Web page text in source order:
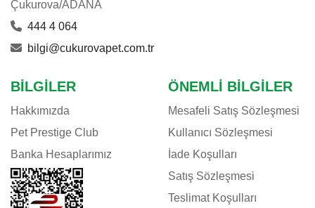
Çukurova/ADANA
444 4 064
bilgi@cukurovapet.com.tr
BILGILER
Hakkımızda
Pet Prestige Club
Banka Hesaplarımız
ÖNEMLI BILGILER
Mesafeli Satış Sözleşmesi
Kullanıcı Sözleşmesi
İade Koşulları
Satış Sözleşmesi
Teslimat Koşulları